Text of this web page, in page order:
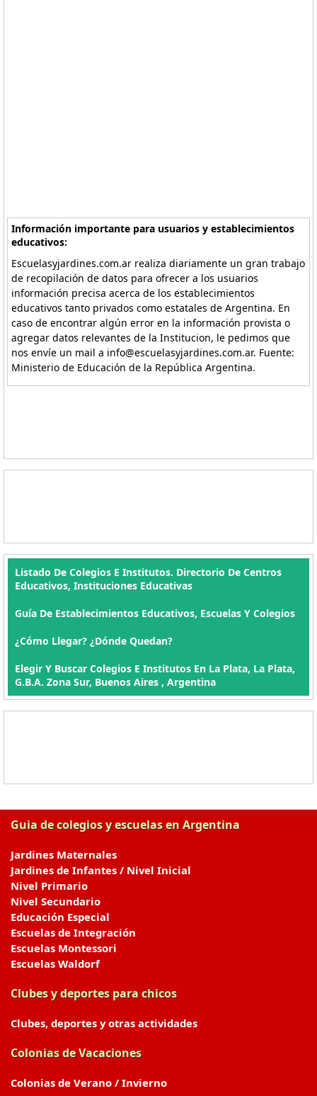
Información importante para usuarios y establecimientos
educativos:
Escuelasyjardines.com.ar realiza diariamente un gran trabajo
de recopilación de datos para ofrecer a los usuarios
información precisa acerca de los establecimientos
educativos tanto privados como estatales de Argentina. En
caso de encontrar algún error en la información provista o
agregar datos relevantes de la Institucion, le pedimos que
nos envíe un mail a info@escuelasyjardines.com.ar. Fuente:
Ministerio de Educación de la República Argentina.
Listado De Colegios E Institutos. Directorio De Centros
Educativos, Instituciones Educativas
Guía De Establecimientos Educativos, Escuelas Y Colegios
¿Cómo Llegar? ¿Dónde Quedan?
Elegir Y Buscar Colegios E Institutos En La Plata, La Plata,
G.B.A. Zona Sur, Buenos Aires , Argentina
Guia de colegios y escuelas en Argentina
Jardines Maternales
Jardines de Infantes / Nivel Inicial
Nivel Primario
Nivel Secundario
Educación Especial
Escuelas de Integración
Escuelas Montessori
Escuelas Waldorf
Clubes y deportes para chicos
Clubes, deportes y otras actividades
Colonias de Vacaciones
Colonias de Verano / Invierno